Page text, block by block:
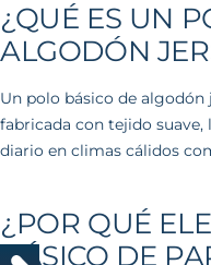
¿QUÉ ES UN
ALGODÓN
Un polo básico de algodón
fabricada con tejido suave,
diario en climas cálidos
¿POR QUÉ
BÁSICO DE